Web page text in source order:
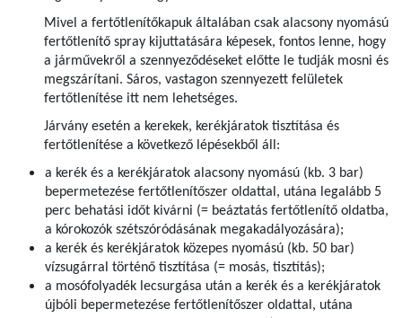
Mivel a fertőtlenítőkapuk általában csak alacsony nyomású
fertőtlenítő spray kijuttatására képesek, fontos lenne, hogy
a járművekről a szennyeződéseket előtte le tudják mosni és
megszárítani. Sáros, vastagon szennyezett felületek
fertőtlenítése itt nem lehetséges.
Járvány esetén a kerekek, kerékjáratok tisztítása és
fertőtlenítése a következő lépésekből áll:
a kerék és a kerékjáratok alacsony nyomású (kb. 3 bar)
bepermetezése fertőtlenítőszer oldattal­, utána legalább 5
perc behatási időt kivárni (= beáztatás fertőtlenítő oldatba,
a kórokozók szétszóródásának megakadályozására);
a kerék és kerékjáratok közepes nyomású (kb. 50 bar)
vízsugárral történő tisztítása (= mosás, tisztítás);
a mosófolyadék lecsurgása után a kerék és a kerékjáratok
újbóli bepermetezése fertőtlenítőszer oldattal­, utána